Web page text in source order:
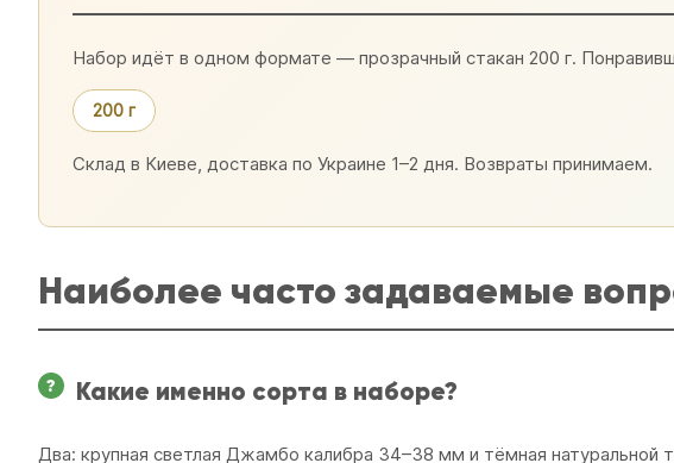
Набор идёт в одном формате — прозрачный стакан 200 г.
200 г
Склад в Киеве, доставка по Украине 1–2 дня. Возвраты принимаем.
Наиболее часто задаваемые
Какие именно сорта в наборе?
Два: крупная светлая Джамбо калибра 34–38 мм и тёмная натуральной